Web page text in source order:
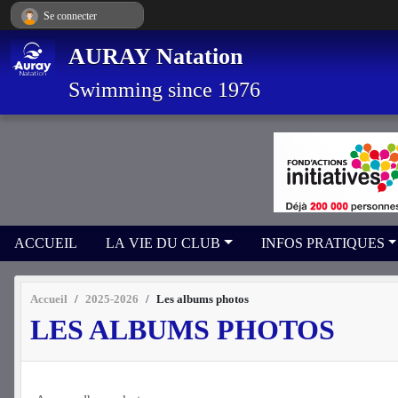
AURAY Natation
Swimming since 1976
ACCUEIL LA VIE DU CLUB INFOS PRATIQUES
Accueil 2025-2026 Les albums photos
LES ALBUMS PHOTOS
Se connecter
Panneau de gestion des cookies